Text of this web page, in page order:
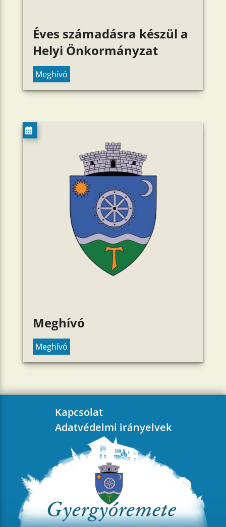
Éves számadásra készül a
Helyi Önkormányzat
Meghívó
Meghívó
Meghívó
Kapcsolat
Adatvédelmi irányelvek